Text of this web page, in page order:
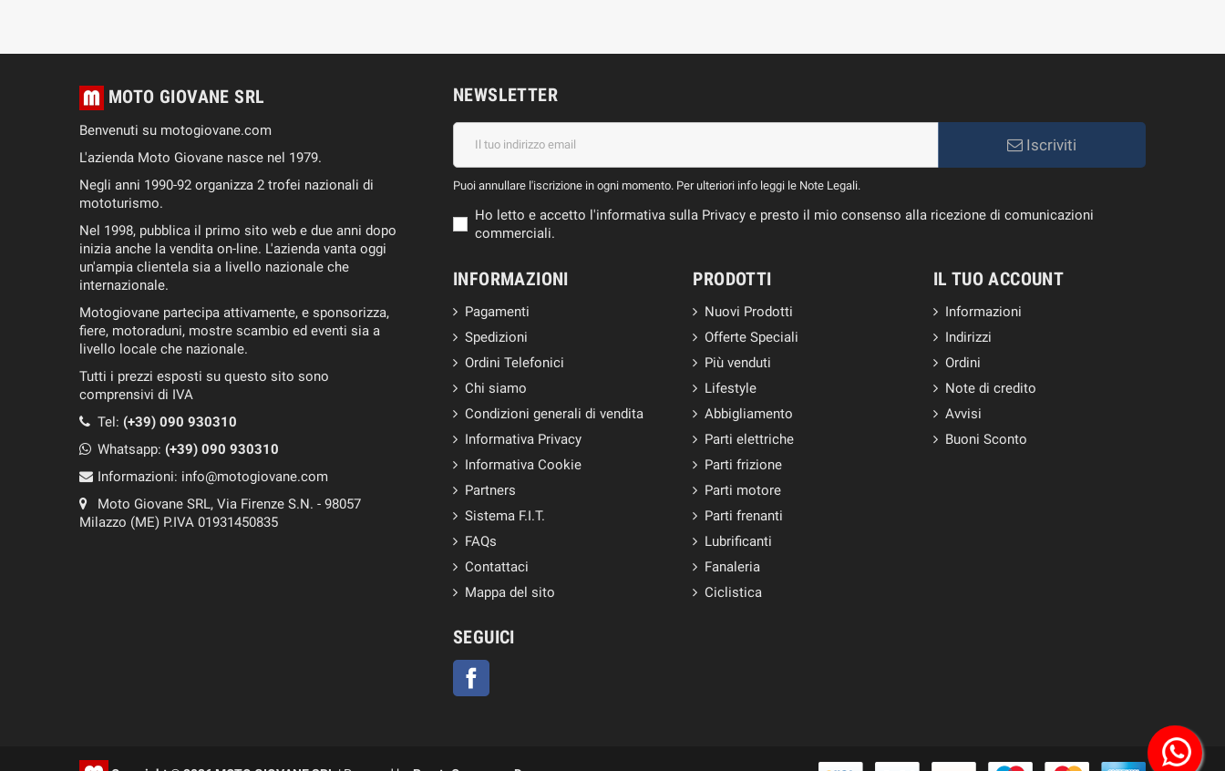
MOTO GIOVANE SRL
Benvenuti su motogiovane.com
L'azienda Moto Giovane nasce nel 1979.
Negli anni 1990-92 organizza 2 trofei nazionali di
mototurismo.
Nel 1998, pubblica il primo sito web e due anni dopo
inizia anche la vendita on-line. L'azienda vanta oggi
un'ampia clientela sia a livello nazionale che
internazionale.
Motogiovane partecipa attivamente, e sponsorizza,
fiere, motoraduni, mostre scambio ed eventi sia a
livello locale che nazionale.
Tutti i prezzi esposti su questo sito sono
comprensivi di IVA
Tel: (+39) 090 930310
Whatsapp: (+39) 090 930310
Informazioni: info@motogiovane.com
Moto Giovane SRL, Via Firenze S.N. - 98057
Milazzo (ME) P.IVA 01931450835
NEWSLETTER
Iscriviti
Puoi annullare l'iscrizione in ogni momento. Per ulteriori info leggi le Note Legali.
Ho letto e accetto l'informativa sulla Privacy e presto il mio consenso alla ricezione di comunicazioni
commerciali.
INFORMAZIONI
Pagamenti
Spedizioni
Ordini Telefonici
Chi siamo
Condizioni generali di vendita
Informativa Privacy
Informativa Cookie
Partners
Sistema F.I.T.
FAQs
Contattaci
Mappa del sito
PRODOTTI
Nuovi Prodotti
Offerte Speciali
Più venduti
Lifestyle
Abbigliamento
Parti elettriche
Parti frizione
Parti motore
Parti frenanti
Lubrificanti
Fanaleria
Ciclistica
IL TUO ACCOUNT
Informazioni
Indirizzi
Ordini
Note di credito
Avvisi
Buoni Sconto
SEGUICI